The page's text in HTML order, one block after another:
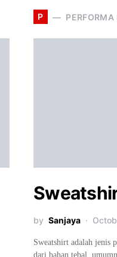
P PERFORMA
by Sanjaya
Sweatshirt adalah jenis
dari bahan tebal,